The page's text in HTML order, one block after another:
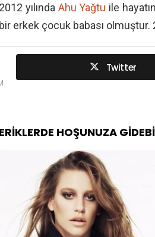
2012 yılında Ahu Yağtu ile
bir erkek çocuk babası olmuştur.
Twitter
HOŞUNUZA